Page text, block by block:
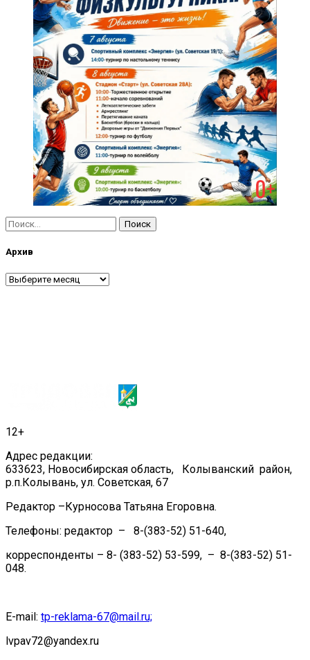
Найти:
Архив
Архив
12+
Адрес редакции:
633623, Новосибирская область, Колыванский район,
р.п.Колывань, ул. Советская, 67
Редактор –Курносова Татьяна Егоровна.
Телефоны: редактор – 8-(383-52) 51-640,
корреспонденты – 8- (383-52) 53-599, – 8-(383-52) 51-
048.
E-mail: tp-reklama-67@mail.ru;
lvpav72@yandex.ru